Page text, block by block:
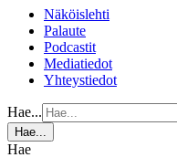
Näköislehti
Palaute
Podcastit
Mediatiedot
Yhteystiedot
Hae...
Hae...
Hae